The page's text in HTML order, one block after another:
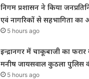
निगम प्रशासन ने किया
एवं नागरिकों से सहभागिता का
5 hours ago
इन्द्रानगर में चाकूबाजी का
मनीष जायसवाल कुठला पुलिस
5 hours ago